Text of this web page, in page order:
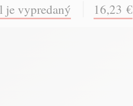
je vypredaný 16,23 €